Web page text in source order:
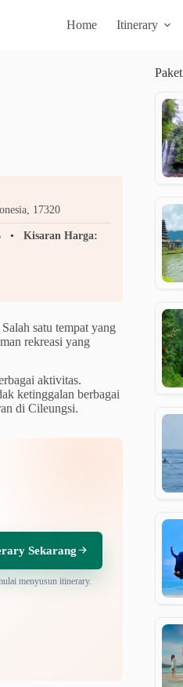
Home Itinerary
17320
Kisaran Harga:
satu tempat yang
rekreasi yang
aktivitas.
ketinggalan berbagai
di Cileungsi.
Sekarang
menyusun itinerary.
Paket